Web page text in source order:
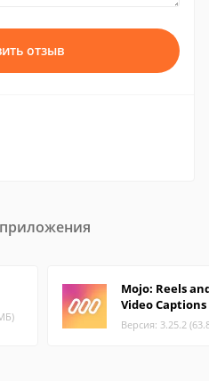
отзыв
Mojo: Reels
Video Captions
Версия: 3.25.2